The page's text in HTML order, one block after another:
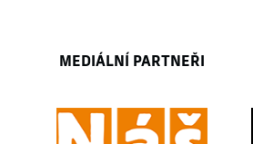
MEDIÁLNÍ PARTNEŘI